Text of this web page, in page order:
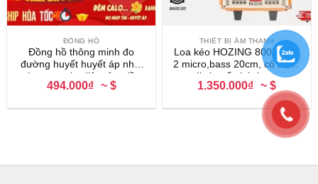
ĐỒNG HỒ
Đồng hồ thông minh đo
đường huyết huyết áp nhịp
tim oxy máu điện tâm đồ,
đa chức năng
494.000₫ ~ $
THIẾT BỊ ÂM THANH
Loa kéo HOZING 8002 kèm
2 micro,bass 20cm, có bánh
xe di chuyển hát karaoke
hay, BẢO HÀNH 12 THÁNG
1.350.000₫ ~ $